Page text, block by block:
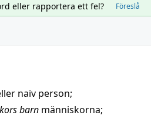
eller rapportera ett fel? Föreslå
naiv person;
barn människorna;